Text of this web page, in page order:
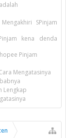
SPinjam
kena denda
Pinjam
Mengatasinya
Lengkap